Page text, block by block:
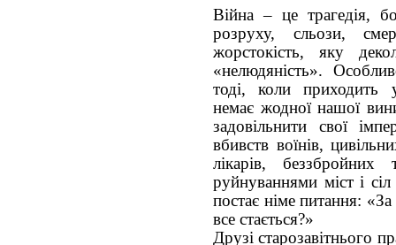
Війна – це трагедія,
розруху, сльози,
жорстокість, яку
«нелюдяність».
тоді, коли приходить
немає жодної нашої
задовільнити свої
вбивств воїнів,
лікарів,
руйнуваннями міст і
постає німе питання:
все стається?»
Друзі старозавітнього